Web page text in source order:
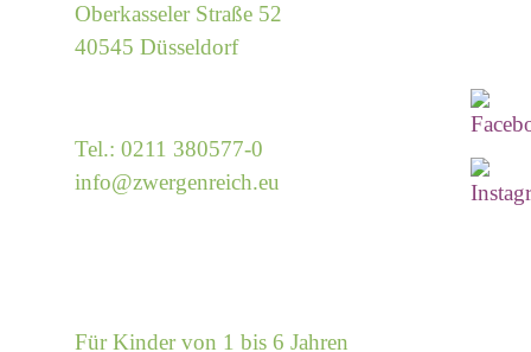
Oberkasseler Straße 52
40545 Düsseldorf
Tel.: 0211 380577-0
info@zwergenreich.eu
Für Kinder von 1 bis 6 Jahren